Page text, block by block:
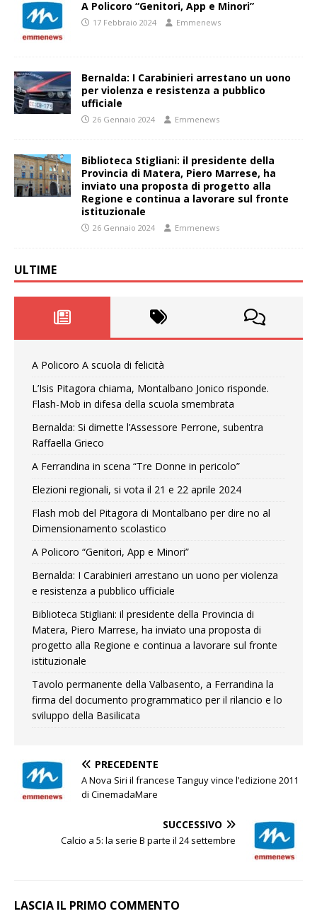
A Policoro “Genitori, App e Minori”
17 Febbraio 2024 Emmenews
Bernalda: I Carabinieri arrestano un uono
per violenza e resistenza a pubblico
ufficiale
26 Gennaio 2024 Emmenews
Biblioteca Stigliani: il presidente della
Provincia di Matera, Piero Marrese, ha
inviato una proposta di progetto alla
Regione e continua a lavorare sul fronte
istituzionale
26 Gennaio 2024 Emmenews
ULTIME
A Policoro A scuola di felicità
L’Isis Pitagora chiama, Montalbano Jonico risponde.
Flash-Mob in difesa della scuola smembrata
Bernalda: Si dimette l’Assessore Perrone, subentra
Raffaella Grieco
A Ferrandina in scena “Tre Donne in pericolo”
Elezioni regionali, si vota il 21 e 22 aprile 2024
Flash mob del Pitagora di Montalbano per dire no al
Dimensionamento scolastico
A Policoro “Genitori, App e Minori”
Bernalda: I Carabinieri arrestano un uono per violenza
e resistenza a pubblico ufficiale
Biblioteca Stigliani: il presidente della Provincia di
Matera, Piero Marrese, ha inviato una proposta di
progetto alla Regione e continua a lavorare sul fronte
istituzionale
Tavolo permanente della Valbasento, a Ferrandina la
firma del documento programmatico per il rilancio e lo
sviluppo della Basilicata
PRECEDENTE
A Nova Siri il francese Tanguy vince l’edizione 2011
di CinemadaMare
SUCCESSIVO
Calcio a 5: la serie B parte il 24 settembre
LASCIA IL PRIMO COMMENTO